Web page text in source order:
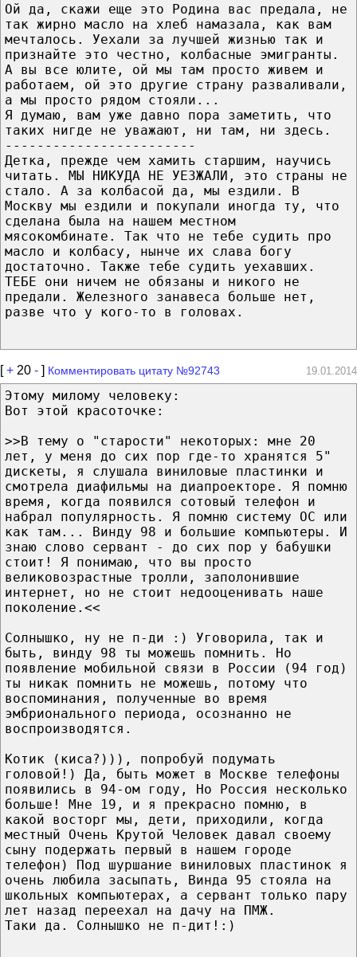
Ой да, скажи еще это Родина вас предала, не
так жирно масло на хлеб намазала, как вам
мечталось. Уехали за лучшей жизнью так и
признайте это честно, колбасные эмигранты.
А вы все юлите, ой мы там просто живем и
работаем, ой это другие страну разваливали,
а мы просто рядом стояли...
Я думаю, вам уже давно пора заметить, что
таких нигде не уважают, ни там, ни здесь.
------------------------
Детка, прежде чем хамить старшим, научись
читать. МЫ НИКУДА НЕ УЕЗЖАЛИ, это страны не
стало. А за колбасой да, мы ездили. В
Москву мы ездили и покупали иногда ту, что
сделана была на нашем местном
мясокомбинате. Так что не тебе судить про
масло и колбасу, нынче их слава богу
достаточно. Также тебе судить уехавших.
ТЕБЕ они ничем не обязаны и никого не
предали. Железного занавеса больше нет,
разве что у кого-то в головах.
[+ 20 - ] Комментировать цитату №92743 19.01.2014
Этому милому человеку:
Вот этой красоточке:
>>В тему о "старости" некоторых: мне 20
лет, у меня до сих пор где-то хранятся 5"
дискеты, я слушала виниловые пластинки и
смотрела диафильмы на диапроекторе. Я помню
время, когда появился сотовый телефон и
набрал популярность. Я помню систему ОС или
как там... Винду 98 и большие компьютеры. И
знаю слово сервант - до сих пор у бабушки
стоит! Я понимаю, что вы просто
великовозрастные тролли, заполонившие
интернет, но не стоит недооценивать наше
поколение.<<
Солнышко, ну не п-ди :) Уговорила, так и
быть, винду 98 ты можешь помнить. Но
появление мобильной связи в России (94 год)
ты никак помнить не можешь, потому что
воспоминания, полученные во время
эмбрионального периода, осознанно не
воспроизводятся.
Котик (киса?))), попробуй подумать
головой!) Да, быть может в Москве телефоны
появились в 94-ом году, Но Россия несколько
больше! Мне 19, и я прекрасно помню, в
какой восторг мы, дети, приходили, когда
местный Очень Крутой Человек давал своему
сыну подержать первый в нашем городе
телефон) Под шуршание виниловых пластинок я
очень любила засыпать, Винда 95 стояла на
школьных компьютерах, а сервант только пару
лет назад переехал на дачу на ПМЖ.
Таки да. Солнышко не п-дит!:)